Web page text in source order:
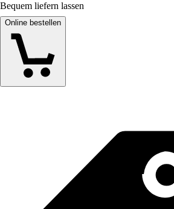
Bequem liefern lassen
Online bestellen